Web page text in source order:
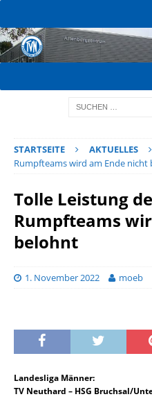
STARTSEITE AKTUELLES
Rumpfteams wird am Ende nicht
Tolle Leistung
Rumpfteams
belohnt
1. November 2022 moeb
Landesliga Männer:
TV Neuthard – HSG Bruchsal/